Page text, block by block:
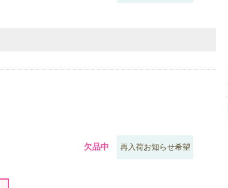
欠品中 再入荷お知らせ希望